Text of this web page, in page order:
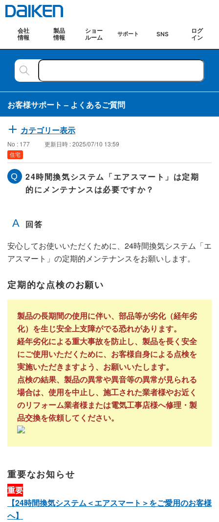
会社
情報
製品
情報
ショー
ルーム
サポート SNS
ログ
イン
お客様サポート – よくあるご質問
カテゴリー表示
No : 177 更新日時 : 2025/07/10 13:59
住宅
24時間換気システム「エアスマート」は定期
的にメンテナンスは必要ですか？
安心してお使いいただくために、24時間換気システム「エ
アスマート」の定期的メンテナンスをお願いします。
定期的な点検のお願い
製品の長期間の使用に伴い、部品等が劣化（経年劣
化）を生じ安全上支障がでる恐れがあります。
経年劣化による重大事故を防止し、製品を長く安全
にご使用いただくために、お客様自身による点検を
実施いただきますよう、お願いいたします。
点検の結果、製品の異常や異音等の異常が見られる
場合は、使用を中止し、施工された業者様やお近く
のリフォーム業者様または電気工事店様へ修理・製
品交換を依頼してください。
重要なお知らせ
重要
【24時間換気システム＜エアスマート＞をご愛用のお客様
へ】